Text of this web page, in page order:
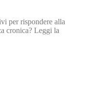
per rispondere alla
cronica? Leggi la